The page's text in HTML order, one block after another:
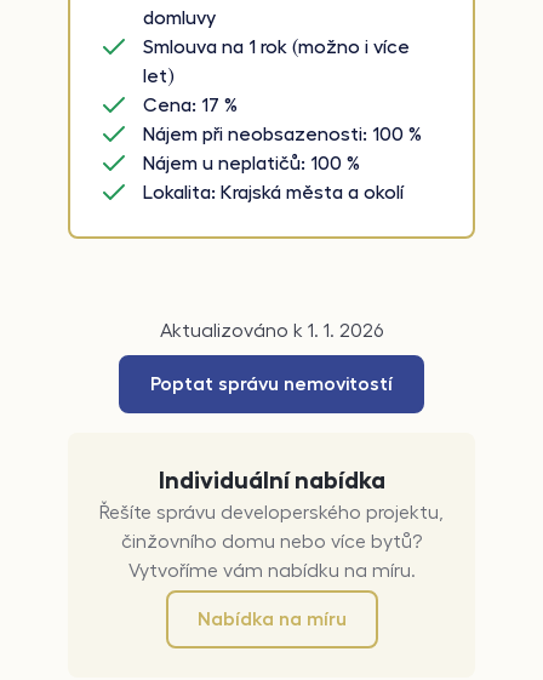
domluvy
Smlouva na 1 rok (možno i více
let)
Cena: 17 %
Nájem při neobsazenosti: 100 %
Nájem u neplatičů: 100 %
Lokalita: Krajská města a okolí
Aktualizováno k 1. 1. 2026
Poptat správu nemovitostí
Individuální nabídka
Řešíte správu developerského projektu,
činžovního domu nebo více bytů?
Vytvoříme vám nabídku na míru.
Nabídka na míru